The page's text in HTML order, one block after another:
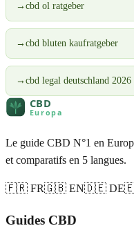
→ cbd ol ratgeber
→ cbd bluten kaufratgeber
→ cbd legal deutschland 2026
Le guide CBD N°1 en
et comparatifs en 5 langues.
🇫🇷 FR🇬🇧 EN🇩🇪 DE
Guides CBD